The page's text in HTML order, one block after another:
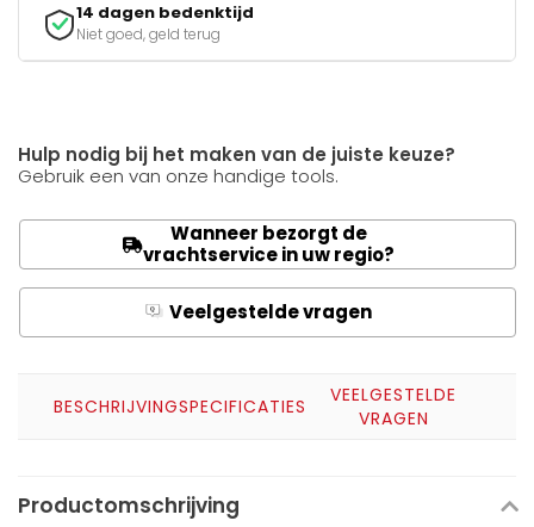
14 dagen bedenktijd
Niet goed, geld terug
Hulp nodig bij het maken van de juiste keuze?
Gebruik een van onze handige tools.
Wanneer bezorgt de
vrachtservice in uw regio?
Q Veelgestelde vragen
BESCHRIJVINGSPECIFICATIES
VEELGESTELDE
VRAGEN
Productomschrijving